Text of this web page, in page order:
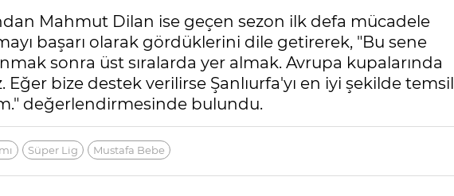
Mahmut Dilan ise geçen sezon ilk defa mücadele
başarı olarak gördüklerini dile getirerek, "Bu sene
sonra üst sıralarda yer almak. Avrupa kupalarında
bize destek verilirse Şanlıurfa'yı en iyi şekilde temsil
değerlendirmesinde bulundu.
Süper Lig Mustafa Bebe